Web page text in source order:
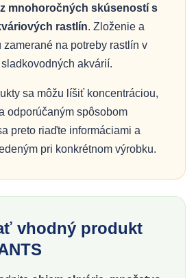
mnohoročných skúseností s
rastlín. Zloženie a
zamerané na potreby rastlín v
akvárií.
sa môžu líšiť koncentráciou,
odporúčaným spôsobom
preto riaďte informáciami a
pri konkrétnom výrobku.
vhodný produkt